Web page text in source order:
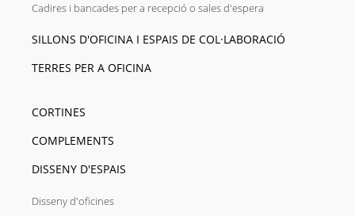
Cadires i bancades per a recepció o sales d'espera
SILLONS D'OFICINA I ESPAIS DE COL·LABORACIÓ
TERRES PER A OFICINA
CORTINES
COMPLEMENTS
DISSENY D'ESPAIS
Disseny d'oficines